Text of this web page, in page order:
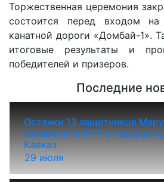
Торжественная церемония
состоится перед входом
канатной дороги «Домбай-1».
итоговые результаты и
победителей и призеров.
Последние
29 июля
Останки 13 защитников
захоронят в КЧР в
Кавказ